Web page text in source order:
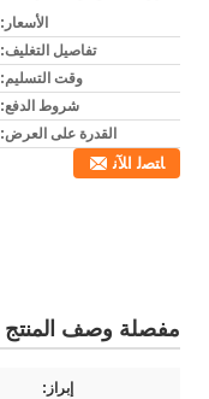
الأسعار:
تفاصيل التغليف:
وقت التسليم:
شروط الدفع:
القدرة على العرض:
ﺎﺘﺼﻟ ﺍﻶﻧ
مفصلة وصف المنتج
إبراز: